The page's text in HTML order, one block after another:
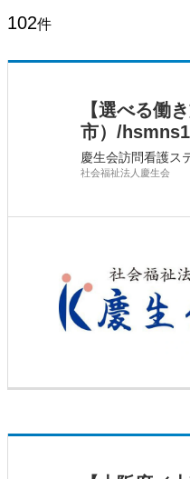
102件
【選べる働
市）/hsmns1
慶生会訪問看護ス
社会福祉法人慶生会